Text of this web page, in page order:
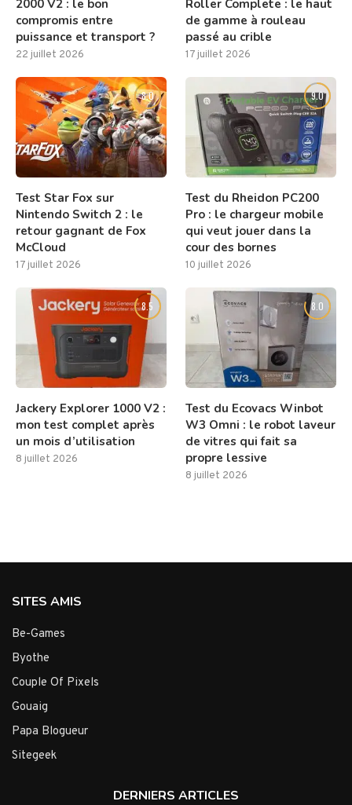
2000 V2 : le bon
compromis entre
puissance et transport ?
22 juillet 2026
Roller Complete : le haut
de gamme à rouleau
passé au crible
17 juillet 2026
8.0
Test Star Fox sur
Nintendo Switch 2 : le
retour gagnant de Fox
McCloud
17 juillet 2026
9.0
Test du Rheidon PC200
Pro : le chargeur mobile
qui veut jouer dans la
cour des bornes
10 juillet 2026
8.5
Jackery Explorer 1000 V2 :
mon test complet après
un mois d’utilisation
8 juillet 2026
8.0
Test du Ecovacs Winbot
W3 Omni : le robot laveur
de vitres qui fait sa
propre lessive
8 juillet 2026
SITES AMIS
Be-Games
Byothe
Couple Of Pixels
Gouaig
Papa Blogueur
Sitegeek
DERNIERS ARTICLES